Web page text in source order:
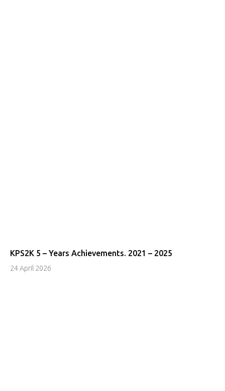
KPS2K 5 – Years Achievements. 2021 – 2025
24 April 2026